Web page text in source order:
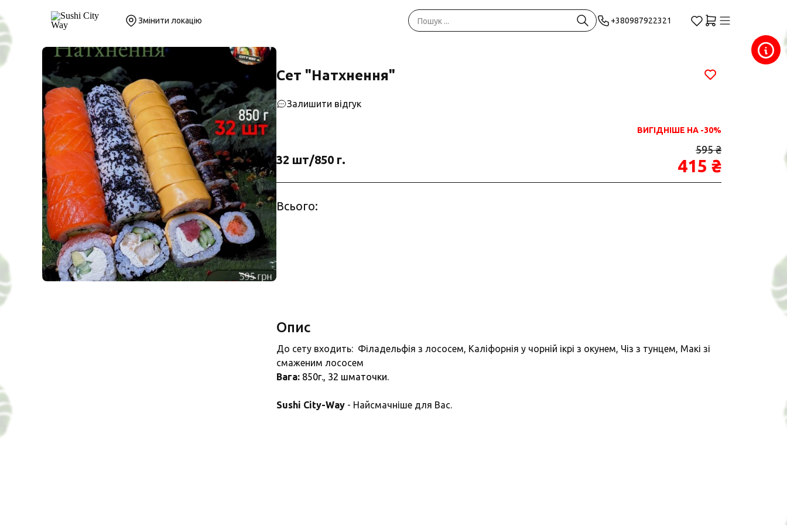
Змінити локацію +380987922321
Сет "Натхнення"
Залишити відгук
ВИГІДНІШЕ НА -30%
32 шт/850 г.
595 ₴
415 ₴
Всього:
Опис
До сету входить: Філадельфія з лососем, Каліфорнія у чорній ікрі з окунем, Чіз з тунцем, Макі зі
смаженим лососем
Вага: 850г., 32 шматочки.
Sushi City-Way - Найсмачніше для Вас.